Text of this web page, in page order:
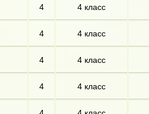
4 4 класс
4 4 класс
4 4 класс
4 4 класс